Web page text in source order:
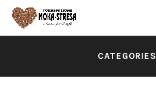
CATEGORIES